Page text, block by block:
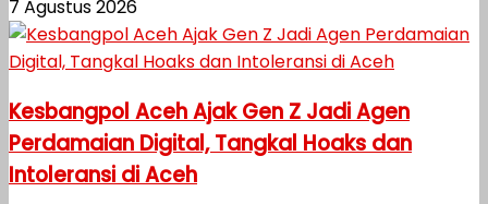
7 Agustus 2026
Kesbangpol Aceh Ajak Gen Z Jadi Agen
Perdamaian Digital, Tangkal Hoaks dan
Intoleransi di Aceh